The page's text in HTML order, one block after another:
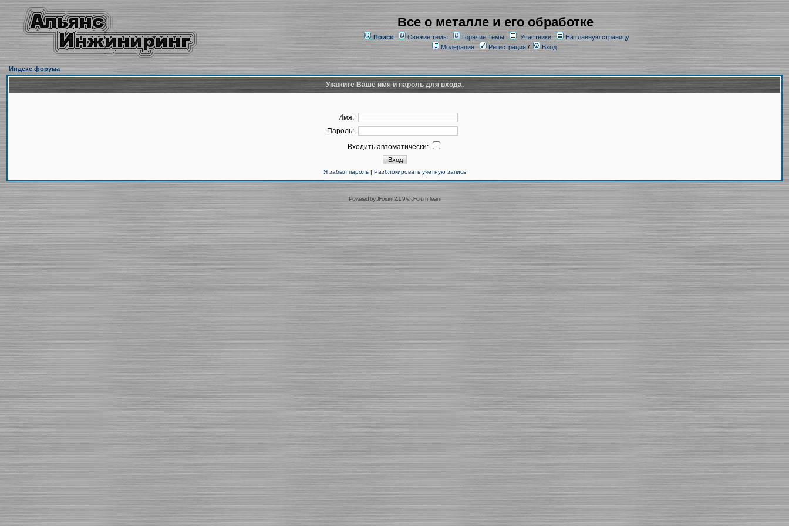
Все о металле и его обработке
Поиск Свежие темы Горячие Темы Участники
На главную страницу
Модерация
Регистрация/ Вход
Индекс форума
Укажите Ваше имя и пароль для входа.
Имя:
Пароль:
Входить автоматически:
Я забыл пароль| Разблокировать учетную запись
Powered byJForum 2.1.9©JForum Team